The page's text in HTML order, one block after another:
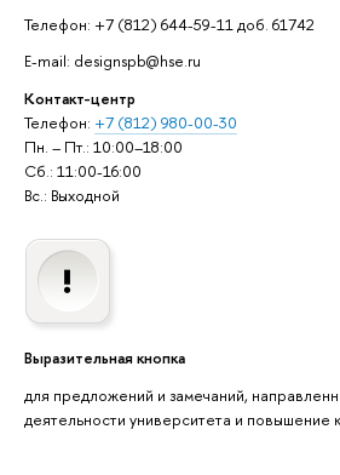
Телефон: +7 (812) 644-59-11 доб. 61742
E-mail: designspb@hse.ru
Контакт-центр
Телефон: +7 (812) 980-00-30
Пн. – Пт.: 10:00–18:00
Сб.: 11:00-16:00
Вс.: Выходной
Выразительная кнопка
для предложений и замечаний,
деятельности университета и повышение